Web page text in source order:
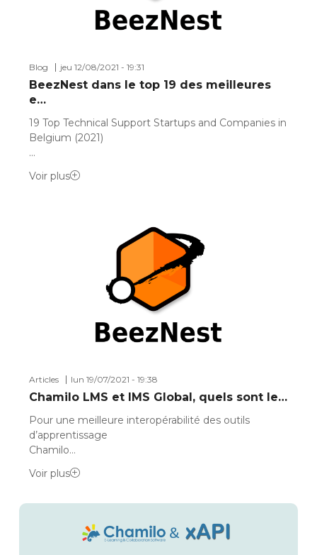
Blog jeu 12/08/2021 - 19:31
BeezNest dans le top 19 des meilleures
e…
19 Top Technical Support Startups and Companies in
Belgium (2021)
…
Voir plus
Articles lun 19/07/2021 - 19:38
Chamilo LMS et IMS Global, quels sont le…
Pour une meilleure interopérabilité des outils
d’apprentissage
Chamilo…
Voir plus